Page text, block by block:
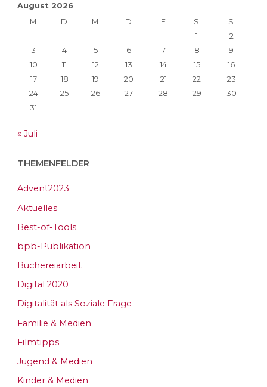
August 2026
M
D M D F S
S
1
2
3
4 5 6 7 8
9
10
11 12 13 14 15
16
17
18 19 20 21 22
23
24
25 26 27 28 29
30
31
« Juli
THEMENFELDER
Advent2023
Aktuelles
Best-of-Tools
bpb-Publikation
Büchereiarbeit
Digital 2020
Digitalität als Soziale Frage
Familie & Medien
Filmtipps
Jugend & Medien
Kinder & Medien